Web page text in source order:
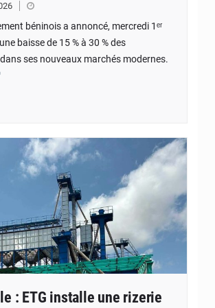
béninois a annoncé, mercredi 1ᵉʳ
baisse de 15 % à 30 % des
ses nouveaux marchés modernes.
: ETG installe une rizerie